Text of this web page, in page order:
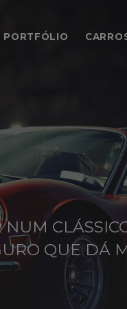
PORTFÓLIO
NUM
QUE DÁ